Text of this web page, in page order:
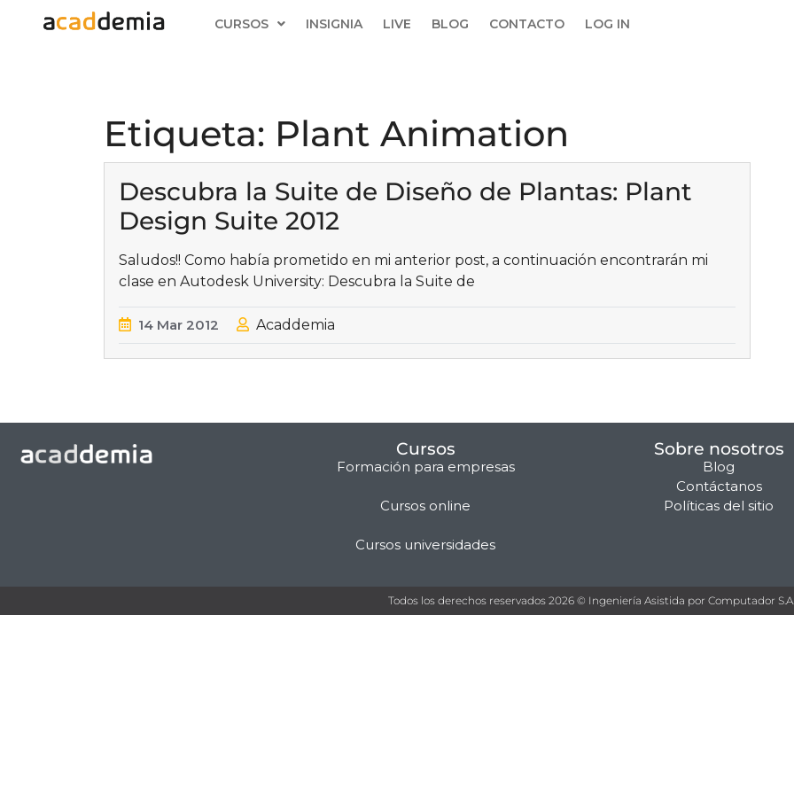
CURSOS INSIGNIA LIVE BLOG CONTACTO LOG IN
Etiqueta: Plant Animation
Descubra la Suite de Diseño de Plantas: Plant
Design Suite 2012
Saludos!! Como había prometido en mi anterior post, a continuación encontrarán mi
clase en Autodesk University: Descubra la Suite de
14 Mar 2012 Acaddemia
Cursos
Formación para empresas
Cursos online
Cursos universidades
Sobre nosotros
Blog
Contáctanos
Políticas del sitio
Todos los derechos reservados 2026 © Ingeniería Asistida por Computador